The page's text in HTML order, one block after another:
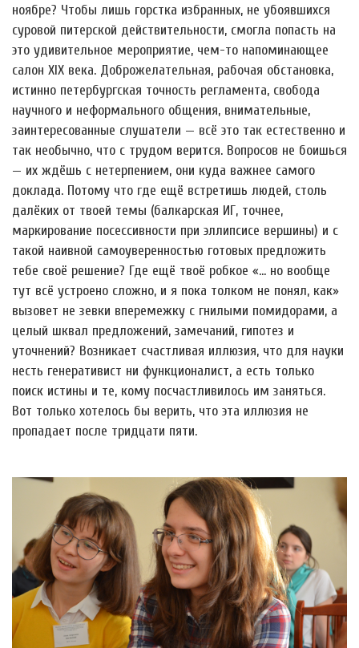
ноябре? Чтобы лишь горстка избранных, не убоявшихся
суровой питерской действительности, смогла попасть на
это удивительное мероприятие, чем-то напоминающее
салон XIX века. Доброжелательная, рабочая обстановка,
истинно петербургская точность регламента, свобода
научного и неформального общения, внимательные,
заинтересованные слушатели — всё это так естественно и
так необычно, что с трудом верится. Вопросов не боишься
— их ждёшь с нетерпением, они куда важнее самого
доклада. Потому что где ещё встретишь людей, столь
далёких от твоей темы (балкарская ИГ, точнее,
маркирование посессивности при эллипсисе вершины) и с
такой наивной самоуверенностью готовых предложить
тебе своё решение? Где ещё твоё робкое «… но вообще
тут всё устроено сложно, и я пока толком не понял, как»
вызовет не зевки вперемежку с гнилыми помидорами, а
целый шквал предложений, замечаний, гипотез и
уточнений? Возникает счастливая иллюзия, что для науки
несть генеративист ни функционалист, а есть только
поиск истины и те, кому посчастливилось им заняться.
Вот только хотелось бы верить, что эта иллюзия не
пропадает после тридцати пяти.